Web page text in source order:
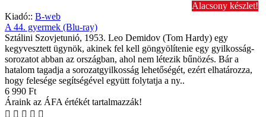
Alacsony készlet!
Kiadó:: B-web
A 44. gyermek (Blu-ray)
Sztálini Szovjetunió, 1953. Leo Demidov (Tom Hardy) egy
kegyvesztett ügynök, akinek fel kell göngyölítenie egy gyilkosság-
sorozatot abban az országban, ahol nem létezik bűnözés. Bár a
hatalom tagadja a sorozatgyilkosság lehetőségét, ezért elhatározza,
hogy felesége segítségével együtt folytatja a ny..
6 990 Ft
Áraink az ÁFA értékét tartalmazzák!